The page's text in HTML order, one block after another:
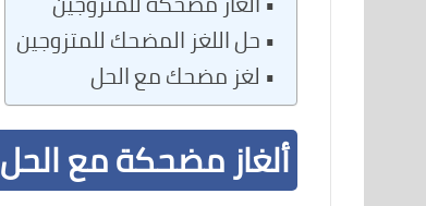
حل اللغز المضحك للمتزوجين
لغز مضحك مع الحل
ألغاز مضحكة مع الحل